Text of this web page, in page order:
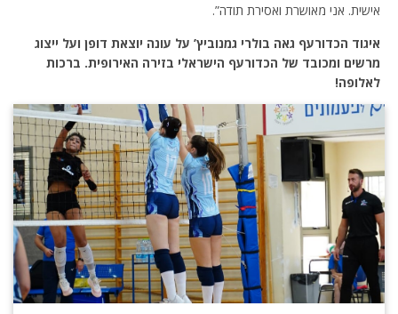
אישית. אני מאושרת ואסירת תודה”.
איגוד הכדורעף גאה בולרי גמנוביץ’ על עונה יוצאת דופן ועל ייצוג
מרשים ומכובד של הכדורעף הישראלי בזירה האירופית. ברכות
לאלופה!